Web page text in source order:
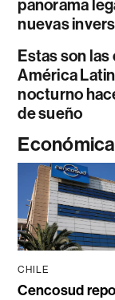
panorama
nuevas
Estas son
América
nocturno
de sueño
CHILE
Cencosud